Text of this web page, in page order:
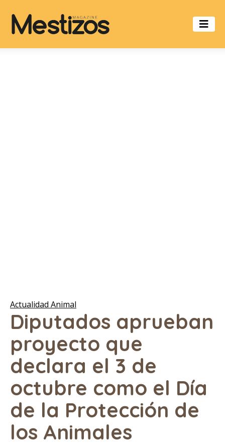
Actualidad Animal
Diputados aprueban
proyecto que
declara el 3 de
octubre como el Día
de la Protección de
los Animales